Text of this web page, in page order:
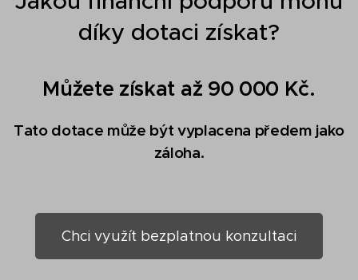
díky dotaci získat?
Můžete získat až 90 000 Kč.
Tato dotace může být vyplacena předem jako
záloha.
Chci využít bezplatnou konzultaci